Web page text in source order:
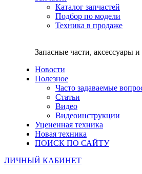
Каталог запчастей
Подбор по модели
Техника в продаже
Запасные части, аксессуары
Новости
Полезное
Часто задаваемые
Статьи
Видео
Видеоинструкции
Уцененная техника
Новая техника
ПОИСК ПО САЙТУ
ЛИЧНЫЙ КАБИНЕТ